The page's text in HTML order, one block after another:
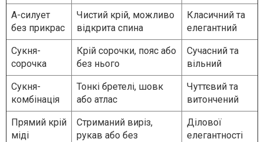
A-силует
без прикрас
Чистий крій, можливо
відкрита спина
Класичний та
елегантний
Сукня-
сорочка
Крій сорочки, пояс або
без нього
Сучасний та
вільний
Сукня-
комбінація
Тонкі бретелі, шовк
або атлас
Чуттєвий та
витончений
Прямий крій
міді
Стриманий виріз,
рукав або без
Ділової
елегантності